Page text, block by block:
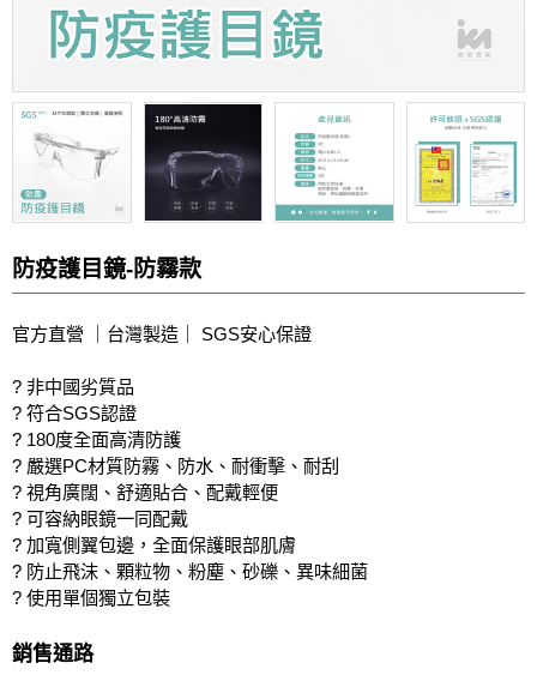
防疫護目鏡-防霧款
官方直營 ｜台灣製造｜ SGS安心保證
? 非中國劣質品
? 符合SGS認證
? 180度全面高清防護
? 嚴選PC材質防霧、防水、耐衝擊、耐刮
? 視角廣闊、舒適貼合、配戴輕便
? 可容納眼鏡一同配戴
? 加寬側翼包邊，全面保護眼部肌膚
? 防止飛沫、顆粒物、粉塵、砂礫、異味細菌
? 使用單個獨立包裝
銷售通路